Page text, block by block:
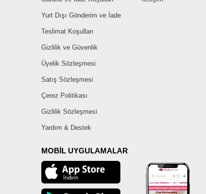
Yurt Dışı Gönderim ve İade
Teslimat Koşulları
Gizlilik ve Güvenlik
Üyelik Sözleşmesi
Satış Sözleşmesi
Çerez Politikası
Gizlilik Sözleşmesi
Yardım & Destek
MOBİL UYGULAMALAR